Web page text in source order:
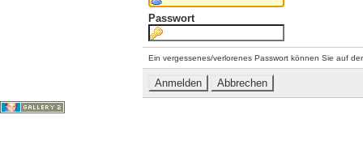
Passwort
Ein vergessenes/verlorenes Passwort können Sie auf